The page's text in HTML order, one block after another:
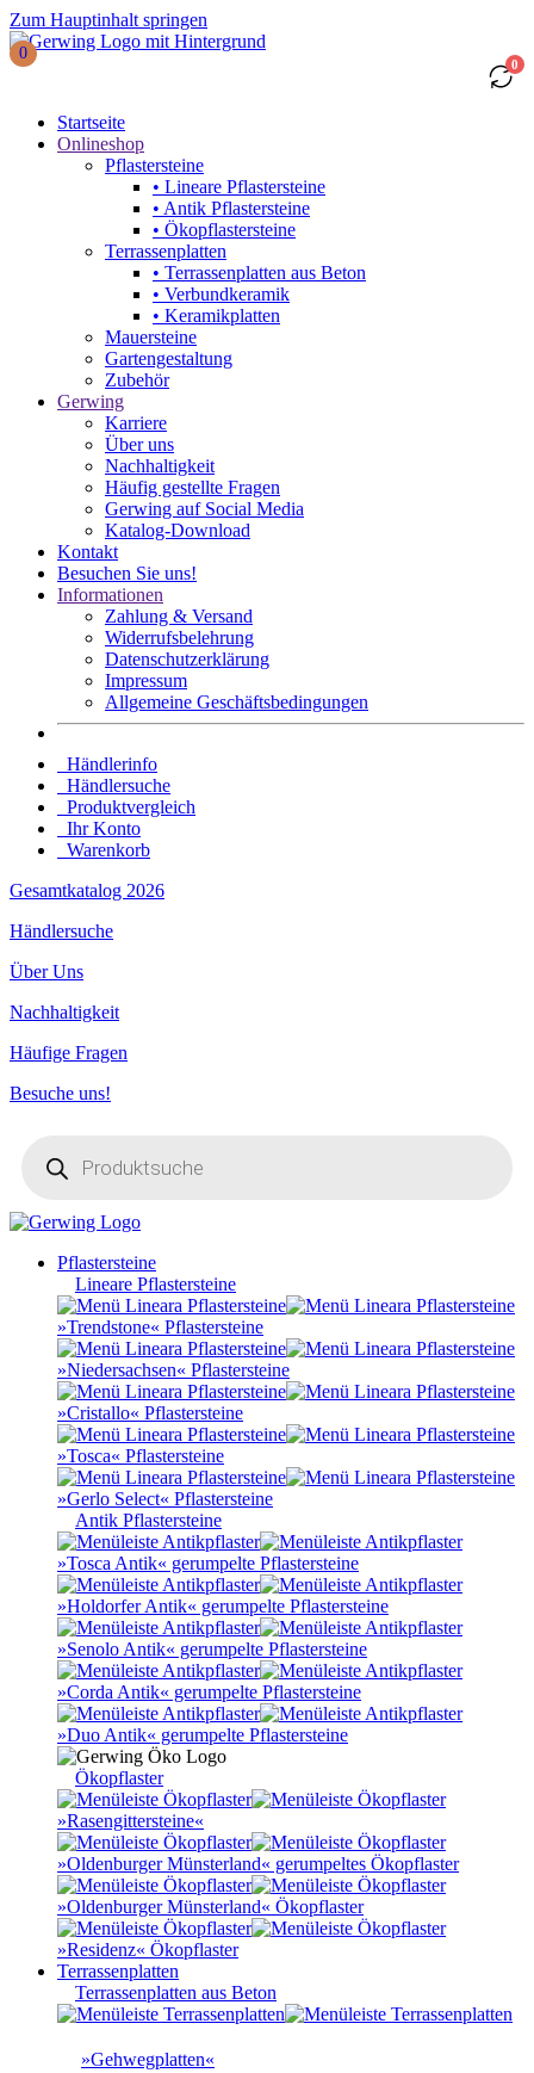
Zum Hauptinhalt springen
0
0
Startseite
Onlineshop
Pflastersteine
• Lineare Pflastersteine
• Antik Pflastersteine
• Ökopflastersteine
Terrassenplatten
• Terrassenplatten aus Beton
• Verbundkeramik
• Keramikplatten
Mauersteine
Gartengestaltung
Zubehör
Gerwing
Karriere
Über uns
Nachhaltigkeit
Häufig gestellte Fragen
Gerwing auf Social Media
Katalog-Download
Kontakt
Besuchen Sie uns!
Informationen
Zahlung & Versand
Widerrufsbelehrung
Datenschutz­erklärung
Impressum
Allgemeine Geschäftsbedingungen
Händlerinfo
Händlersuche
Produktvergleich
Ihr Konto
Warenkorb
Gesamtkatalog 2026
Händlersuche
Über Uns
Nachhaltigkeit
Häufige Fragen
Besuche uns!
search
Pflastersteine
Lineare Pflastersteine
»Trendstone« Pflastersteine
»Niedersachsen« Pflastersteine
»Cristallo« Pflastersteine
»Tosca« Pflastersteine
»Gerlo Select« Pflastersteine
Antik Pflastersteine
»Tosca Antik« gerumpelte Pflastersteine
»Holdorfer Antik« gerumpelte Pflastersteine
»Senolo Antik« gerumpelte Pflastersteine
»Corda Antik« gerumpelte Pflastersteine
»Duo Antik« gerumpelte Pflastersteine
Ökopflaster
»Rasengittersteine«
»Oldenburger Münsterland« gerumpeltes Ökopflaster
»Oldenburger Münsterland« Ökopflaster
»Residenz« Ökopflaster
Terrassenplatten
Terrassenplatten aus Beton
»Gehwegplatten«